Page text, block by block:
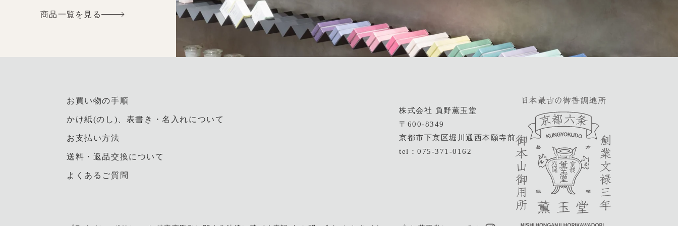
商品一覧を見る
お買い物の手順
かけ紙(のし)、表書き・名入れについて
お支払い方法
送料・返品交換について
よくあるご質問
株式会社 負野薫玉堂
〒600-8349
京都市下京区堀川通西本願寺前
tel：075-371-0162